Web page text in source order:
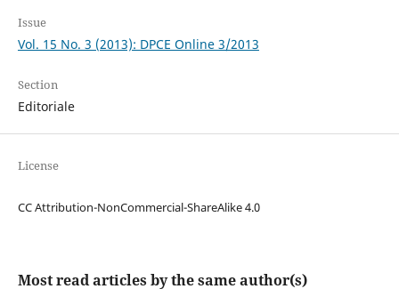
Issue
Vol. 15 No. 3 (2013): DPCE Online 3/2013
Section
Editoriale
License
CC Attribution-NonCommercial-ShareAlike 4.0
Most read articles by the same author(s)